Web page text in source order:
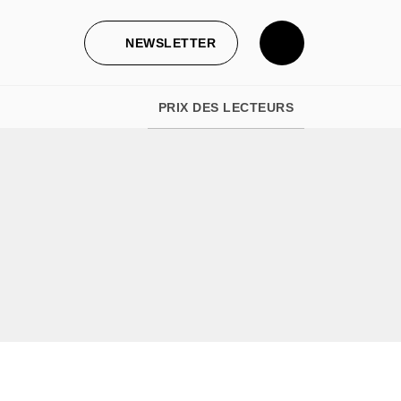
NEWSLETTER
PRIX DES LECTEURS